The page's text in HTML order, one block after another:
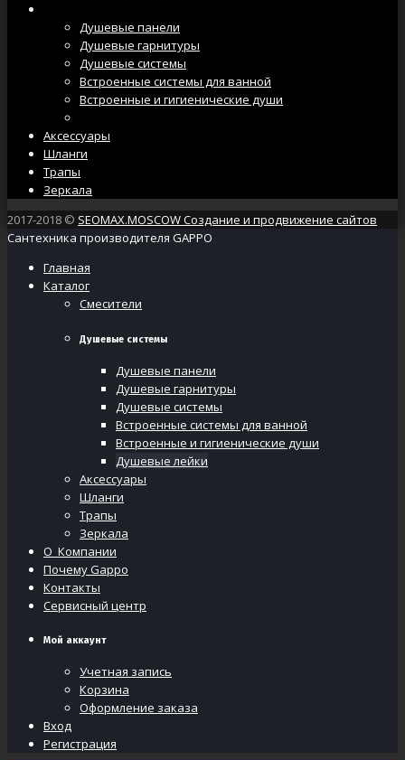
Душевые панели
Душевые гарнитуры
Душевые системы
Встроенные системы для ванной
Встроенные и гигиенические души
Аксессуары
Шланги
Трапы
Зеркала
2017-2018 © SEOMAX.MOSCOW Создание и продвижение сайтов
Сантехника производителя GAPPO
Главная
Каталог
Смесители
Душевые системы
Душевые панели
Душевые гарнитуры
Душевые системы
Встроенные системы для ванной
Встроенные и гигиенические души
Душевые лейки
Аксессуары
Шланги
Трапы
Зеркала
О Компании
Почему Gappo
Контакты
Сервисный центр
Мой аккаунт
Учетная запись
Корзина
Оформление заказа
Вход
Регистрация